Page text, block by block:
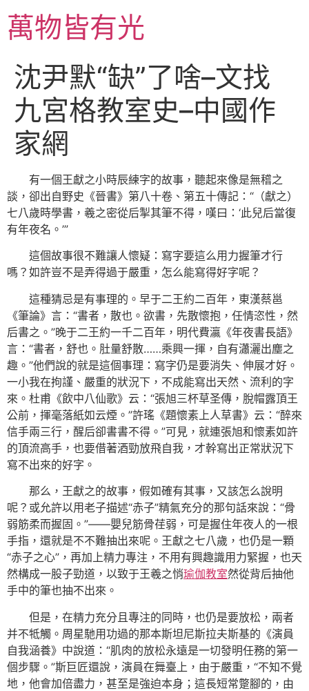
主萬物皆有光
沈尹默“缺”了啥–文找
九宮格教室史–中國作
家網
有一個王獻之小時辰練字的故事，聽起來像是無稽之
談，卻出自野史《晉書》第八十卷、第五十傳記：“（獻之）
七八歲時學書，羲之密從后掣其筆不得，嘆曰：‘此兒后當復
有年夜名。’”
這個故事很不難讓人懷疑：寫字要這么用力握筆才行
嗎？如許豈不是弄得過于嚴重，怎么能寫得好字呢？
這種猜忌是有事理的。早于二王約二百年，東漢蔡邕
《筆論》言：“書者，散也。欲書，先散懷抱，任情恣性，然
后書之。”晚于二王約一千二百年，明代費瀛《年夜書長語》
言：“書者，舒也。肚量舒散……乘興一揮，自有瀟灑出塵之
趣。”他們說的就是這個事理：寫字仍是要消失、伸展才好。
一小我在拘謹、嚴重的狀況下，不成能寫出天然、流利的字
來。杜甫《飲中八仙歌》云：“張旭三杯草圣傳，脫帽露頂王
公前，揮毫落紙如云煙。”許瑤《題懷素上人草書》云：“醉來
信手兩三行，醒后卻書書不得。”可見，就連張旭和懷素如許
的頂流高手，也要借著酒勁放飛自我，才幹寫出正常狀況下
寫不出來的好字。
那么，王獻之的故事，假如確有其事，又該怎么說明
呢？或允許以用老子描述“赤子”精氣充分的那句話來說：“骨
弱筋柔而握固。”——嬰兒筋骨荏弱，可是握住年夜人的一根
手指，還就是不不難抽出來呢。王獻之七八歲，也仍是一顆
“赤子之心”，再加上精力專注，不用有興趣識用力緊握，也天
然構成一股子勁道，以致于王羲之悄瑜伽教室然從背后抽他
手中的筆也抽不出來。
但是，在精力充分且專注的同時，也仍是要放松，兩者
并不牴觸。周星馳用功過的那本斯坦尼斯拉夫斯基的《演員
自我涵養》中說道：“肌肉的放松永遠是一切發明任務的第一
個步驟。”斯巨匠還說，演員在舞臺上，由于嚴重，“不知不覺
地，他會加倍盡力，甚至是強迫本身；這長短常蹩腳的，由